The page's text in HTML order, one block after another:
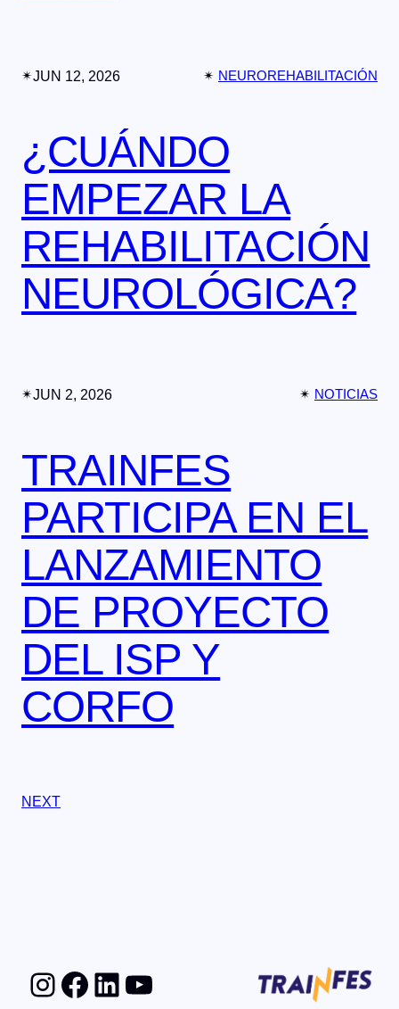
✴︎JUN 12, 2026 ✴︎ NEUROREHABILITACIÓN
¿CUÁNDO
EMPEZAR LA
REHABILITACIÓN
NEUROLÓGICA?
✴︎JUN 2, 2026 ✴︎ NOTICIAS
TRAINFES
PARTICIPA EN EL
LANZAMIENTO
DE PROYECTO
DEL ISP Y
CORFO
NEXT
Instagram
Facebook
LinkedIn
YouTube